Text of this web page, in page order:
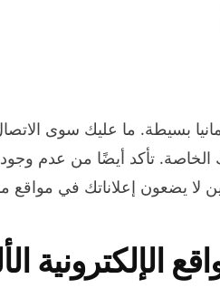
الخاصة. تأكد أيضًا من عدم
لا يضعون إعلاناتك في مواقع
الإلكترونية